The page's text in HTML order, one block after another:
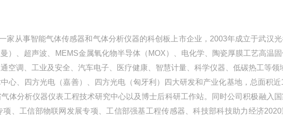
家从事智能气体传感器和气体分析仪器的科创板上市企业，2003年成立于武汉
）、超声波、MEMS金属氧化物半导体（MOX）、电化学、陶瓷厚膜工艺高温
空调、工业及安全、汽车电子、医疗健康、智慧计量、科学仪器、低碳热工等领
心、四方光电（嘉善）、四方光电（匈牙利）四大研发和产业化基地，总面积近
体分析仪器仪表工程技术研究中心以及博士后科研工作站。同时公司积极融入
、工信部物联网发展专项、工信部强基工程传感器、科技部科技助力经济